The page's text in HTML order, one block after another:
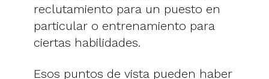
reclutamiento para un puesto en
particular o entrenamiento para
ciertas habilidades.
Esos puntos de vista pueden haber